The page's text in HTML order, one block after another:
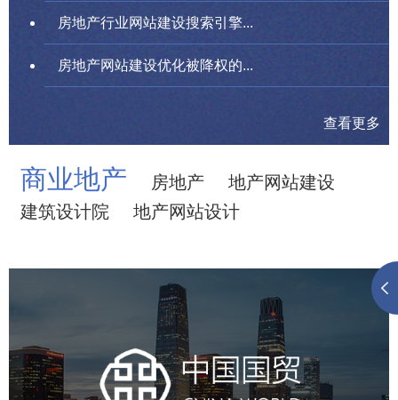
房地产行业网站建设搜索引擎...
房地产网站建设优化被降权的...
查看更多
商业地产 房地产
地产网站建设
建筑设计院
地产网站设计
中国国贸